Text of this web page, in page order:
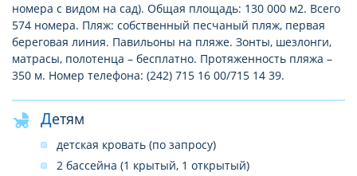
номера с видом на сад). Общая площадь: 130 000 м2. Всего
574 номера. Пляж: собственный песчаный пляж, первая
береговая линия. Павильоны на пляже. Зонты, шезлонги,
матрасы, полотенца – бесплатно. Протяженность пляжа –
350 м. Номер телефона: (242) 715 16 00/715 14 39.
Детям
детская кровать (по запросу)
2 бассейна (1 крытый, 1 открытый)